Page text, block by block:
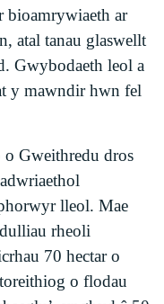
bioamrywiaeth ar
atal tanau glaswellt
Gwybodaeth leol a
y mawndir hwn fel
Gweithredu dros
lleol. Mae
rheoli
70 hectar o
o flodau